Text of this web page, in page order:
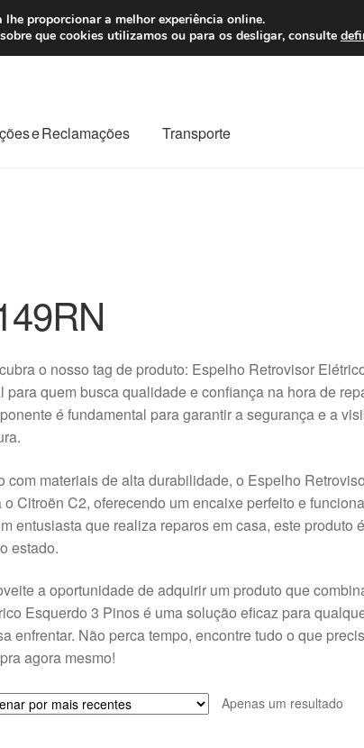
EUR Seg-
e Reclamações Transporte
o nosso tag de produto: Espelho Retrovisor
para quem busca qualidade e confiança na hora de
é fundamental para garantir a segurança e a
com materiais de alta durabilidade, o Espelho
o Citroën C2, oferecendo um encaixe perfeito e
entusiasta que realiza reparos em casa, este produto
estado.
a oportunidade de adquirir um produto que
Esquerdo 3 Pinos é uma solução eficaz para
enfrentar. Não perca tempo, encontre tudo o que
agora mesmo!
Apenas um resultado
proporcionar a melhor experiência online.
que cookies utilizamos ou para os desligar, consulte